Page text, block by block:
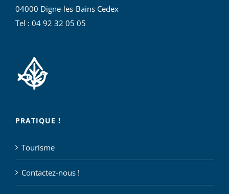
04000 Digne-les-Bains Cedex
Tel : 04 92 32 05 05
PRATIQUE !
Tourisme
Contactez-nous !